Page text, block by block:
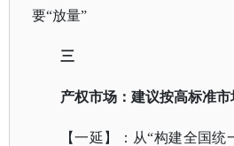
要“放量”
三
产权市场：建议按高标准市
【一延】：从“构建全国统